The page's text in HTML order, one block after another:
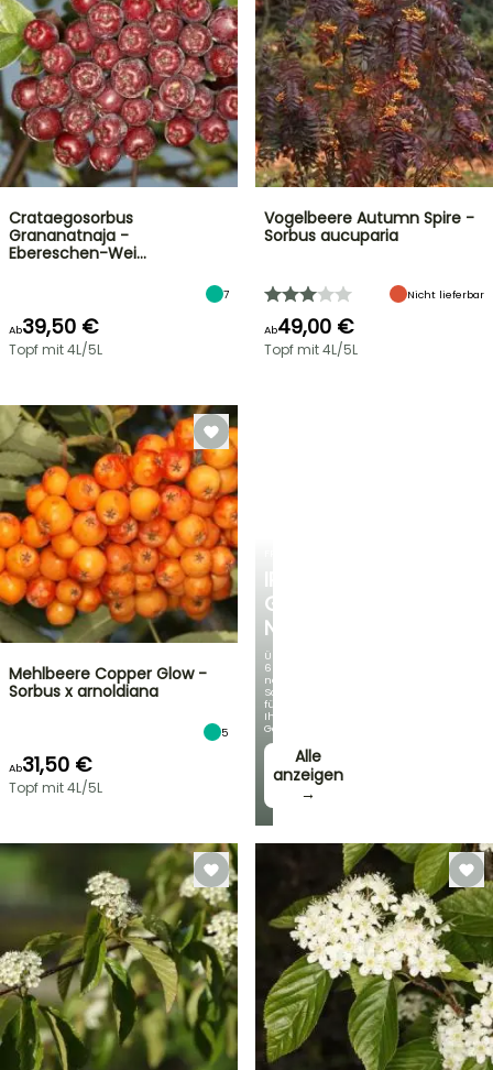
IRIS
GERMANICA
NEUHEITEN
Über
60
neue
Sorten
für
Ihren
Garten!
Alle
anzeigen
→
Crataegosorbus
Grananatnaja -
Ebereschen-Wei…
7
Ab39,50 €
Topf mit 4L/5L
Vogelbeere Autumn Spire -
Sorbus aucuparia
Nicht lieferbar
Ab49,00 €
Topf mit 4L/5L
Mehlbeere Copper Glow -
Sorbus x arnoldiana
5
Ab31,50 €
Topf mit 4L/5L